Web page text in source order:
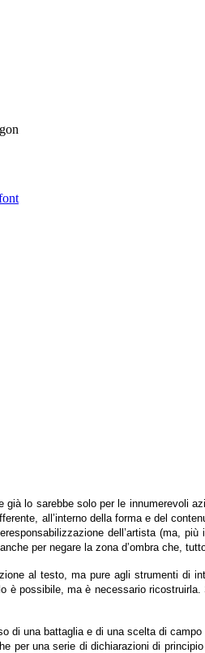
lo sarebbe solo per le innumerevoli
all’interno della forma e del
dell’artista (ma, più
per negare la zona d’ombra che,
al testo, ma pure agli strumenti di
possibile, ma è necessario
di una battaglia e di una scelta di
per una serie di dichiarazioni di